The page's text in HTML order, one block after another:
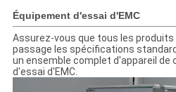
Équipement d'essai d'EMC
Assurez-vous que tous les produits
passage les spécifications
un ensemble complet d'appareil de
d'essai d'EMC.